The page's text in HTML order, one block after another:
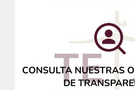
CONSULTA NUESTRAS
DE